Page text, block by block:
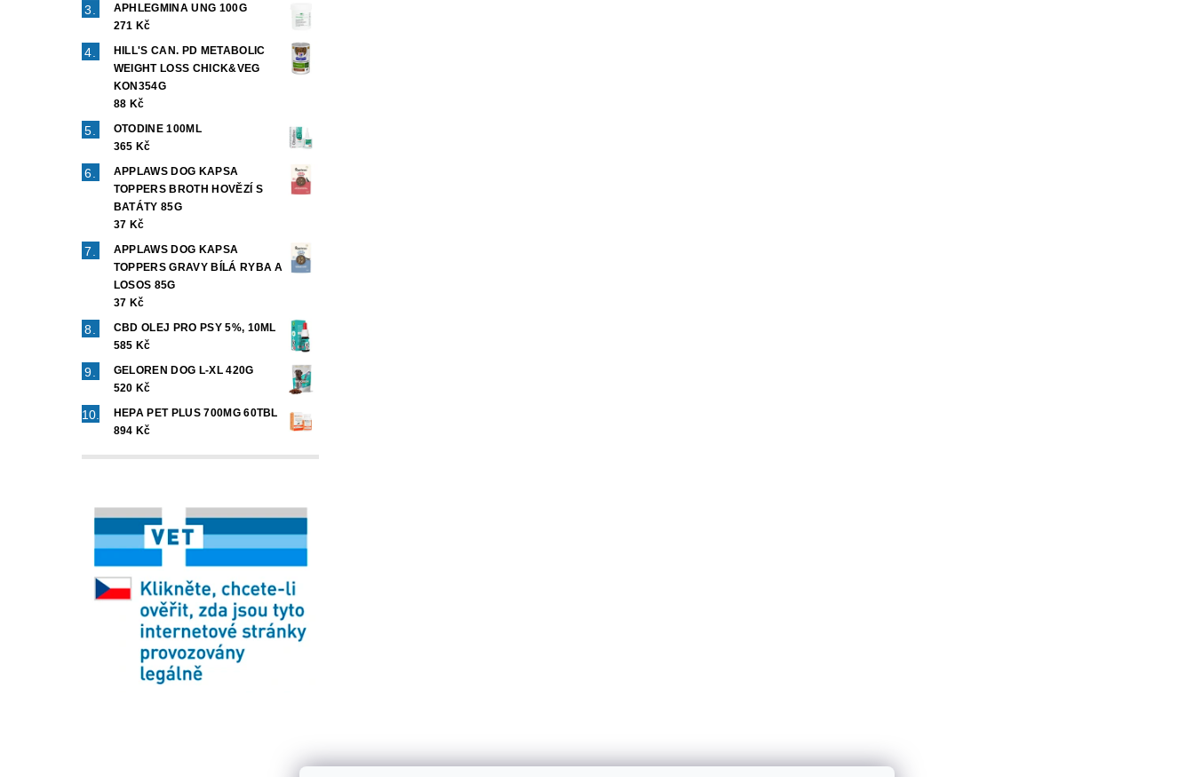
APHLEGMINA UNG 100G
271 Kč
HILL'S CAN. PD METABOLIC
WEIGHT LOSS CHICK&VEG
KON354G
88 Kč
OTODINE 100ML
365 Kč
APPLAWS DOG KAPSA
TOPPERS BROTH HOVĚZÍ S
BATÁTY 85G
37 Kč
APPLAWS DOG KAPSA
TOPPERS GRAVY BÍLÁ RYBA A
LOSOS 85G
37 Kč
CBD OLEJ PRO PSY 5%, 10ML
585 Kč
GELOREN DOG L-XL 420G
520 Kč
HEPA PET PLUS 700MG 60TBL
894 Kč